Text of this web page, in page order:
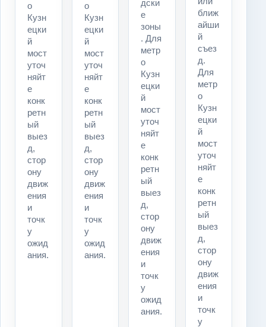
о
Кузн
ецки
й
мост
уточ
няйт
е
конк
ретн
ый
выез
д,
стор
ону
движ
ения
и
точк
у
ожид
ания.
о
Кузн
ецки
й
мост
уточ
няйт
е
конк
ретн
ый
выез
д,
стор
ону
движ
ения
и
точк
у
ожид
ания.
дски
е
зоны
. Для
метр
о
Кузн
ецки
й
мост
уточ
няйт
е
конк
ретн
ый
выез
д,
стор
ону
движ
ения
и
точк
у
ожид
ания.
ближ
айши
й
съез
д.
Для
метр
о
Кузн
ецки
й
мост
уточ
няйт
е
конк
ретн
ый
выез
д,
стор
ону
движ
ения
и
точк
у